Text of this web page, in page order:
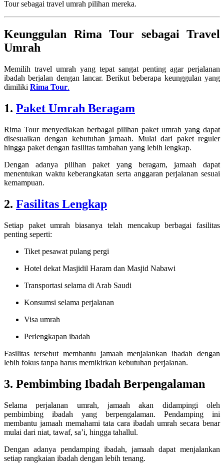
Tour sebagai travel umrah pilihan mereka.
Keunggulan Rima Tour sebagai Travel
Umrah
Memilih travel umrah yang tepat sangat penting agar perjalanan
ibadah berjalan dengan lancar. Berikut beberapa keunggulan yang
dimiliki Rima Tour.
1. Paket Umrah Beragam
Rima Tour menyediakan berbagai pilihan paket umrah yang dapat
disesuaikan dengan kebutuhan jamaah. Mulai dari paket reguler
hingga paket dengan fasilitas tambahan yang lebih lengkap.
Dengan adanya pilihan paket yang beragam, jamaah dapat
menentukan waktu keberangkatan serta anggaran perjalanan sesuai
kemampuan.
2. Fasilitas Lengkap
Setiap paket umrah biasanya telah mencakup berbagai fasilitas
penting seperti:
Tiket pesawat pulang pergi
Hotel dekat Masjidil Haram dan Masjid Nabawi
Transportasi selama di Arab Saudi
Konsumsi selama perjalanan
Visa umrah
Perlengkapan ibadah
Fasilitas tersebut membantu jamaah menjalankan ibadah dengan
lebih fokus tanpa harus memikirkan kebutuhan perjalanan.
3. Pembimbing Ibadah Berpengalaman
Selama perjalanan umrah, jamaah akan didampingi oleh
pembimbing ibadah yang berpengalaman. Pendamping ini
membantu jamaah memahami tata cara ibadah umrah secara benar
mulai dari niat, tawaf, sa’i, hingga tahallul.
Dengan adanya pendamping ibadah, jamaah dapat menjalankan
setiap rangkaian ibadah dengan lebih tenang.